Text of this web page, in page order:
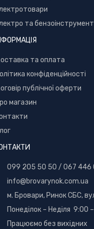
та бензоінструмент
та оплата
конфіденційності
публічної оферти
магазин
099 205 50 50 / 067 446
info@brovarynok.com.ua
м. Бровари, Ринок СБС,
Понеділок – Неділя 9:00
Працюємо без вихідних